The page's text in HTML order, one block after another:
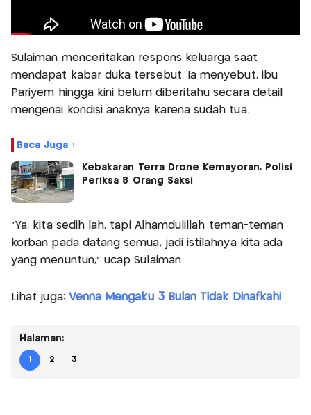
Sulaiman menceritakan respons keluarga saat
mendapat kabar duka tersebut. Ia menyebut, ibu
Pariyem hingga kini belum diberitahu secara detail
mengenai kondisi anaknya karena sudah tua.
Baca Juga :
Kebakaran Terra Drone Kemayoran, Polisi
Periksa 8 Orang Saksi
"Ya, kita sedih lah, tapi Alhamdulillah teman-teman
korban pada datang semua, jadi istilahnya kita ada
yang menuntun," ucap Sulaiman.
Lihat juga: Venna Mengaku 3 Bulan Tidak Dinafkahi
Halaman:
1 2 3